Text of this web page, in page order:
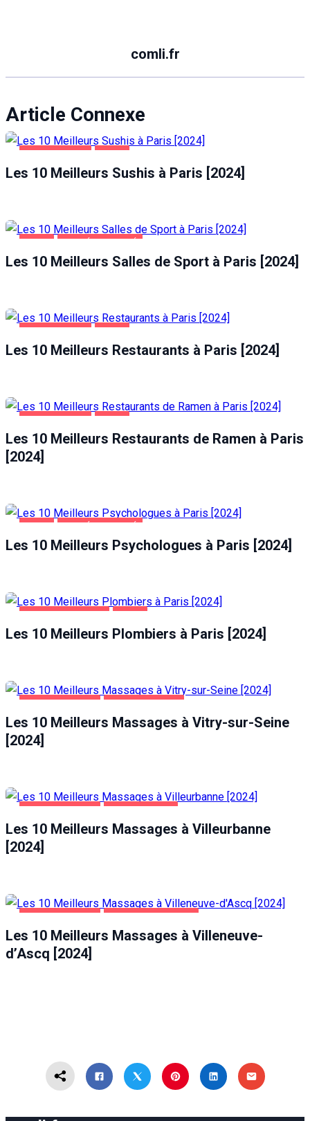
comli.fr
Article Connexe
Les 10 Meilleurs Sushis à Paris [2024]
Les 10 Meilleurs Salles de Sport à Paris [2024]
Les 10 Meilleurs Restaurants à Paris [2024]
Les 10 Meilleurs Restaurants de Ramen à Paris
[2024]
Les 10 Meilleurs Psychologues à Paris [2024]
Les 10 Meilleurs Plombiers à Paris [2024]
Les 10 Meilleurs Massages à Vitry-sur-Seine
[2024]
Les 10 Meilleurs Massages à Villeurbanne
[2024]
Les 10 Meilleurs Massages à Villeneuve-
d’Ascq [2024]